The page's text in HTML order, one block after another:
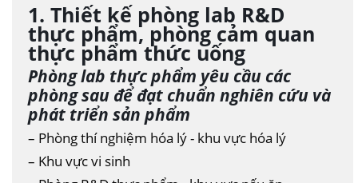
1. Thiết kế phòng lab R&D
thực phẩm, phòng cảm quan
thực phẩm thức uống
Phòng lab thực phẩm yêu cầu các
phòng sau để đạt chuẩn nghiên cứu và
phát triển sản phẩm
– Phòng thí nghiệm hóa lý - khu vực hóa lý
– Khu vực vi sinh